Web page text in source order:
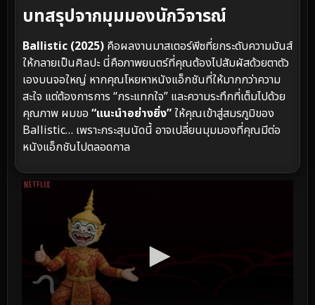
บทสรุปจากมุมมองนักวิจารณ์
Ballistic (2025) คือผลงานมาสเตอร์พีซที่ยกระดับความมันส์
ให้กลายเป็นศิลปะ นี่คือภาพยนตร์ที่คุณต้องไปสัมผัสด้วยตาตัว
เองบนจอใหญ่ หากคุณโหยหาหนังแอ็กชันที่ให้มากกว่าความ
สะใจ แต่ต้องการการ “กระแทกใจ” และความระทึกที่เต็มไปด้วย
คุณภาพ ผมขอ “แนะนำอย่างยิ่ง”ให้คุณเข้าสู่สมรภูมิของ
Ballistic… เพราะกระสุนนัดนี้ อาจเปลี่ยนมุมมองที่คุณมีต่อ
หนังแอ็กชันไปตลอดกาล